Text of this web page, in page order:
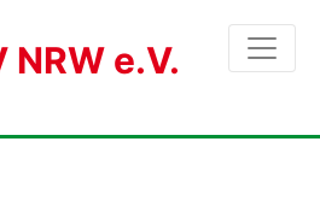
NRW e.V.